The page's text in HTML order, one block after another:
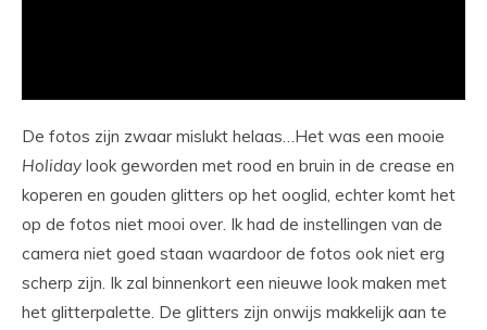
De fotos zijn zwaar mislukt helaas…Het was een mooie
Holiday look geworden met rood en bruin in de crease en
koperen en gouden glitters op het ooglid, echter komt het
op de fotos niet mooi over. Ik had de instellingen van de
camera niet goed staan waardoor de fotos ook niet erg
scherp zijn. Ik zal binnenkort een nieuwe look maken met
het glitterpalette. De glitters zijn onwijs makkelijk aan te